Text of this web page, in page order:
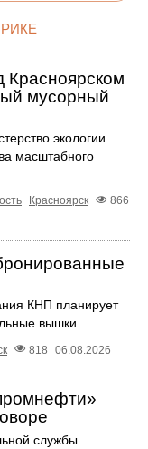
Красноярском
мусорный
экологии
масштабного
Красноярск
866
КНП планирует
вышки.
818 06.08.2026
службы